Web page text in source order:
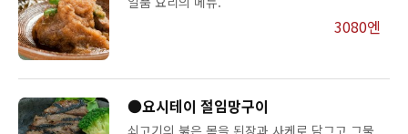
3080엔
●요시테이 절임망구이
쇠고기의 붉은 몸을 된장과 사케로 담그고 그물